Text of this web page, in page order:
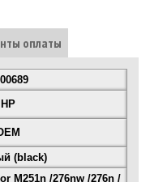
оплаты
HP
(black)
M251n /276nw /276n /